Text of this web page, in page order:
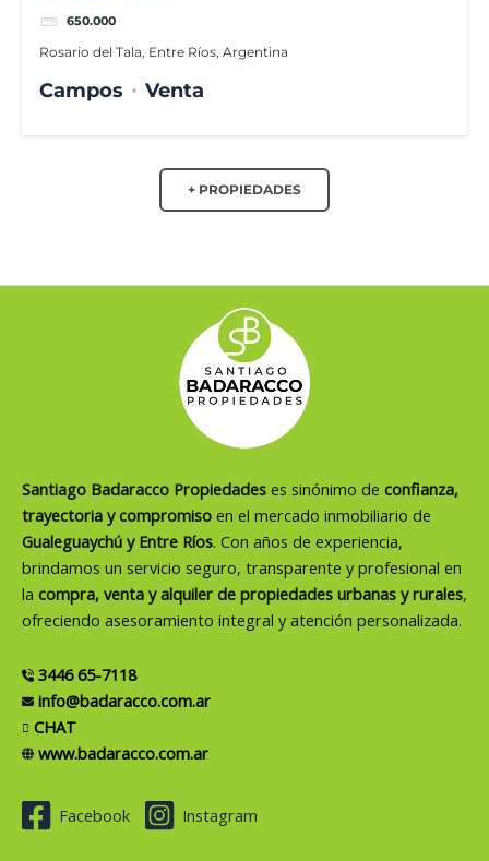
650.000
Rosario del Tala, Entre Ríos, Argentina
Campos Venta
+ PROPIEDADES
Santiago Badaracco Propiedades es sinónimo de confianza,
trayectoria y compromiso en el mercado inmobiliario de
Gualeguaychú y Entre Ríos. Con años de experiencia,
brindamos un servicio seguro, transparente y profesional en
la compra, venta y alquiler de propiedades urbanas y rurales,
ofreciendo asesoramiento integral y atención personalizada.
3446 65-7118
info@badaracco.com.ar
CHAT
www.badaracco.com.ar
Facebook Instagram